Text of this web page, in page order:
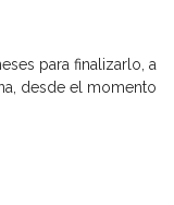
para finalizarlo, a
desde el momento